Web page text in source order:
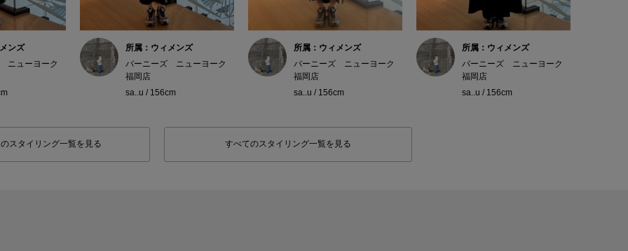
ンズ
ニューヨーク
所属：ウィメンズ
バーニーズ ニューヨーク
福岡店
sa..u / 156cm
所属：ウィメンズ
バーニーズ ニューヨーク
福岡店
sa..u / 156cm
所属：ウィメンズ
バーニーズ ニューヨーク
福岡店
sa..u / 156cm
スタイリング一覧を見る すべてのスタイリング一覧を見る